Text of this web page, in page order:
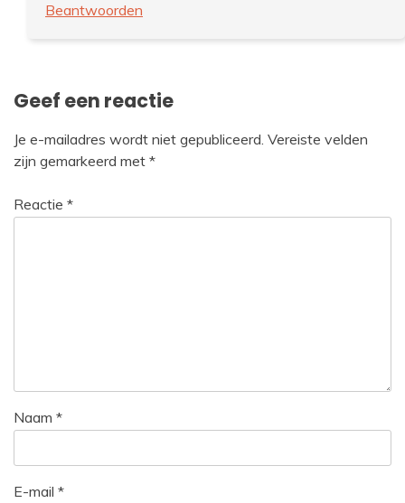
Beantwoorden
Geef een reactie
Je e-mailadres wordt niet gepubliceerd. Vereiste velden
zijn gemarkeerd met *
Reactie *
Naam *
E-mail *